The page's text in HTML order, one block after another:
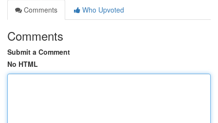
Comments
Who Upvoted
Comments
Submit a Comment
No HTML